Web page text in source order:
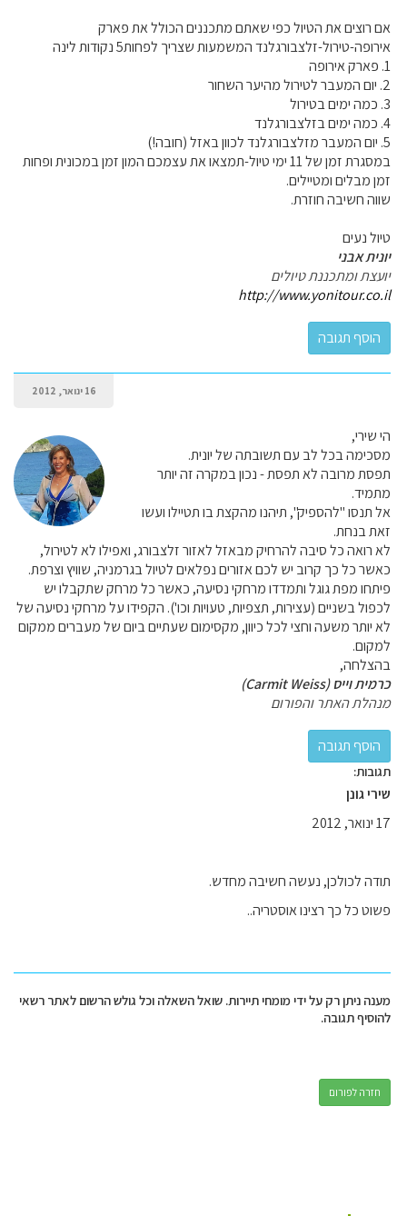
אם רוצים את הטיול כפי שאתם מתכננים הכולל את פארק
אירופה-טירול-זלצבורגלנד המשמעות שצריך לפחות5 נקודות לינה
1. פארק אירופה
2. יום המעבר לטירול מהיער השחור
3. כמה ימים בטירול
4. כמה ימים בזלצבורגלנד
5. יום המעבר מזלצבורגלנד לכוון באזל (חובה!)
במסגרת זמן של 11 ימי טיול-תמצאו את עצמכם המון זמן במכונית ופחות
זמן מבלים ומטיילים.
שווה חשיבה חוזרת.
טיול נעים
יונית אבני
יועצת ומתכננת טיולים
http://www.yonitour.co.il
16 ינואר, 2012
הי שירי,
מסכימה בכל לב עם תשובתה של יונית.
תפסת מרובה לא תפסת - נכון במקרה זה יותר
מתמיד.
אל תנסו "להספיק", תיהנו מהקצת בו תטיילו ועשו
זאת בנחת.
לא רואה כל סיבה להרחיק מבאזל לאזור זלצבורג, ואפילו לא לטירול,
כאשר כל כך קרוב יש לכם אזורים נפלאים לטיול בגרמניה, שוויץ וצרפת.
פיתחו מפת גוגל ותמדדו מרחקי נסיעה, כאשר כל מרחק שתקבלו יש
לכפול בשניים (עצירות, תצפיות, טעויות וכו'). הקפידו על מרחקי נסיעה של
לא יותר משעה וחצי לכל כיוון, מקסימום שעתיים ביום של מעברים ממקום
למקום.
בהצלחה,
כרמית וייס (Carmit Weiss)
מנהלת האתר והפורום
תגובות:
שירי גונן
17 ינואר, 2012
תודה לכולכן, נעשה חשיבה מחדש.
פשוט כל כך רצינו אוסטריה..
מענה ניתן רק על ידי מומחי תיירות. שואל השאלה וכל גולש הרשום לאתר רשאי
להוסיף תגובה.
חזרה לפורום